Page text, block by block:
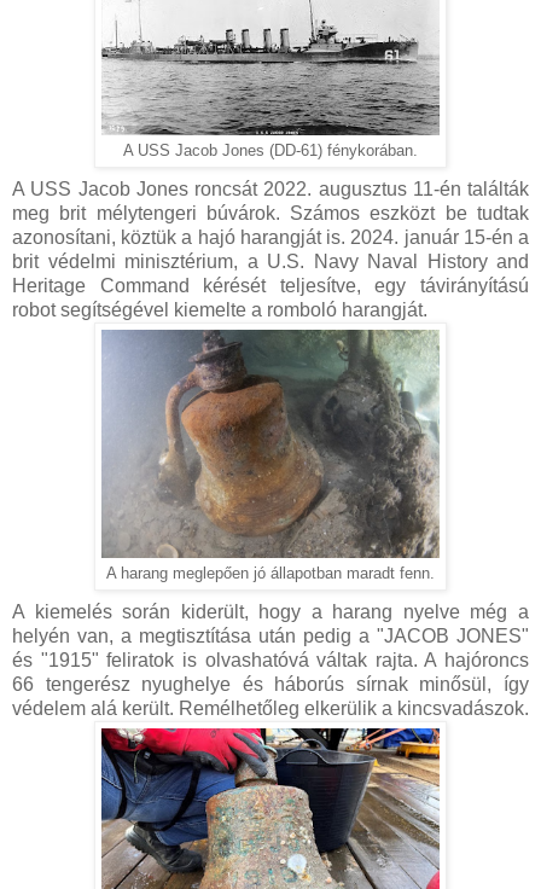
A USS Jacob Jones (DD-61) fénykorában.
A USS Jacob Jones roncsát 2022. augusztus 11-én találták
meg brit mélytengeri búvárok. Számos eszközt be tudtak
azonosítani, köztük a hajó harangját is. 2024. január 15-én a
brit védelmi minisztérium, a U.S. Navy Naval History and
Heritage Command kérését teljesítve, egy távirányítású
robot segítségével kiemelte a romboló harangját.
A harang meglepően jó állapotban maradt fenn.
A kiemelés során kiderült, hogy a harang nyelve még a
helyén van, a megtisztítása után pedig a "JACOB JONES"
és "1915" feliratok is olvashatóvá váltak rajta. A hajóroncs
66 tengerész nyughelye és háborús sírnak minősül, így
védelem alá került. Remélhetőleg elkerülik a kincsvadászok.